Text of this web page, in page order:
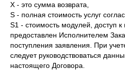
X - это сумма возврата,
S - полная стоимость услуг
S1 - стоимость модулей, доступ
предоставлен Исполнителем
поступления заявления. При
следует руководствоваться
настоящего Договора.